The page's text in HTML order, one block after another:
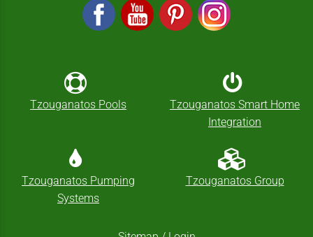
Tzouganatos Pools
Tzouganatos Smart Home
Integration
Tzouganatos Pumping
Systems
Tzouganatos Group